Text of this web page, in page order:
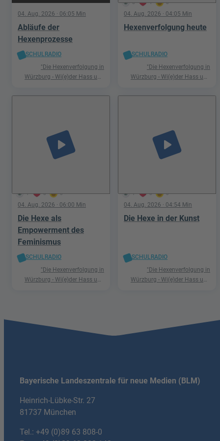
04. Aug. 2026 · 06:05 Min
Abläufe der
Hexenprozesse
SCHULRADIO
"Die Hexenverfolgung in
Würzburg - Wi(e)der Hass und
6 1 0
04. Aug. 2026 · 04:05 Min
Hexenverfolgung heute
SCHULRADIO
"Die Hexenverfolgung in
Würzburg - Wi(e)der Hass und
1 0 0
play_arrow
04. Aug. 2026 · 06:00 Min
Die Hexe als
Empowerment des
Feminismus
SCHULRADIO
"Die Hexenverfolgung in
Würzburg - Wi(e)der Hass und
1 0 0
play_arrow
04. Aug. 2026 · 04:54 Min
Die Hexe in der Kunst
SCHULRADIO
"Die Hexenverfolgung in
Würzburg - Wi(e)der Hass und
Bayerische Landeszentrale für neue Medien (BLM)
Heinrich-Lübke-Str. 27
81737 München
Tel.: +49 (0)89 63 808-0